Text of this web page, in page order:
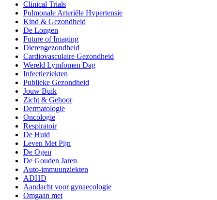
Clinical Trials
Pulmonale Arteriële Hypertensie
Kind & Gezondheid
De Longen
Future of Imaging
Dierengezondheid
Cardiovasculaire Gezondheid
Wereld Lymfomen Dag
Infectieziekten
Publieke Gezondheid
Jouw Buik
Zicht & Gehoor
Dermatologie
Oncologie
Respiratoir
De Huid
Leven Met Pijn
De Ogen
De Gouden Jaren
Auto-immuunziekten
ADHD
Aandacht voor gynaecologie
Omgaan met